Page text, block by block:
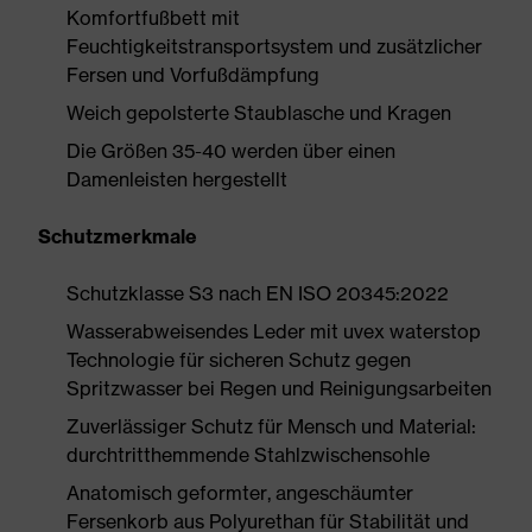
Komfortfußbett mit
Feuchtigkeitstransportsystem und zusätzlicher
Fersen und Vorfußdämpfung
Weich gepolsterte Staublasche und Kragen
Die Größen 35-40 werden über einen
Damenleisten hergestellt
Schutzmerkmale
Schutzklasse S3 nach EN ISO 20345:2022
Wasserabweisendes Leder mit uvex waterstop
Technologie für sicheren Schutz gegen
Spritzwasser bei Regen und Reinigungsarbeiten
Zuverlässiger Schutz für Mensch und Material:
durchtritthemmende Stahlzwischensohle
Anatomisch geformter, angeschäumter
Fersenkorb aus Polyurethan für Stabilität und